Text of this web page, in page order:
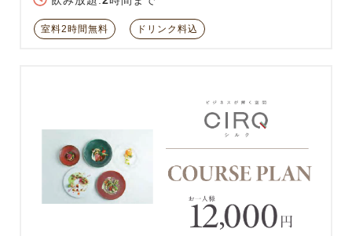
室料2時間無料 ドリンク料込